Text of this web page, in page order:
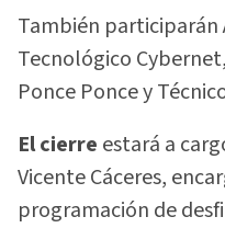
También participarán
Tecnológico
Ponce Ponce y
El cierre estará a
Vicente Cáceres,
programación de